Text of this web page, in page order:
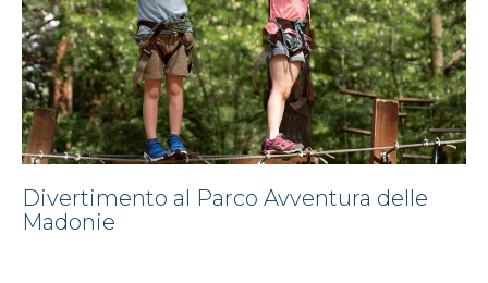
Divertimento al Parco Avventura delle
Madonie